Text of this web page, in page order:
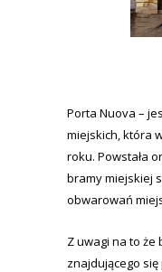
Porta Nuova –
miejskich, która
roku. Powstała
bramy miejskiej
obwarowań
Z uwagi na to
znajdującego się